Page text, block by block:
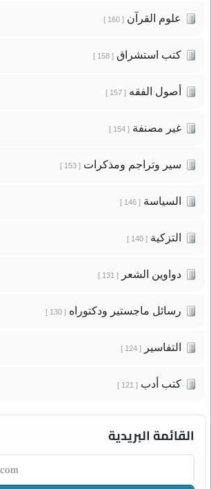
علوم القرآن[ 160 ]
كتب استشراق[ 158 ]
أصول الفقه[ 157 ]
غير مصنفة[ 154 ]
سير وتراجم ومذكرات[ 153 ]
السياسة[ 146 ]
التزكية[ 140 ]
دواوين الشعر[ 131 ]
رسائل ماجستير ودكتوراه[ 130 ]
التفاسير[ 124 ]
كتب أدب[ 121 ]
القائمة البريدية